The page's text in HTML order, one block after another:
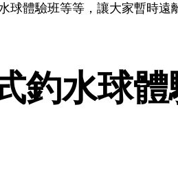
球體驗班等等，讓大家暫時遠
釣水球體